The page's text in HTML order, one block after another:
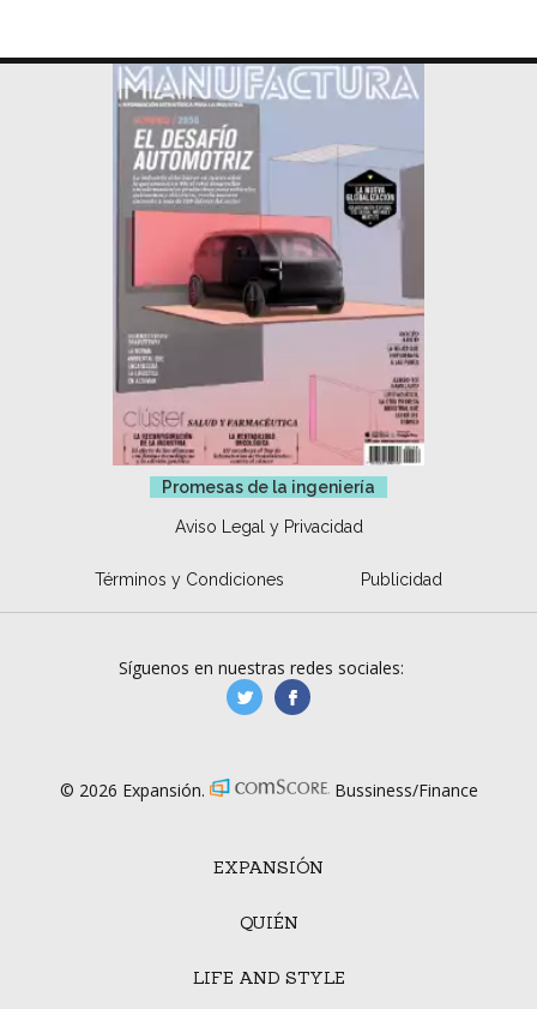
Promesas de la ingeniería
Aviso Legal y Privacidad
Términos y Condiciones Publicidad
EXPANSIÓN
QUIÉN
LIFE AND STYLE
Síguenos en nuestras redes sociales:
manufacturaGE
© 2026 Expansión. Bussiness/Finance